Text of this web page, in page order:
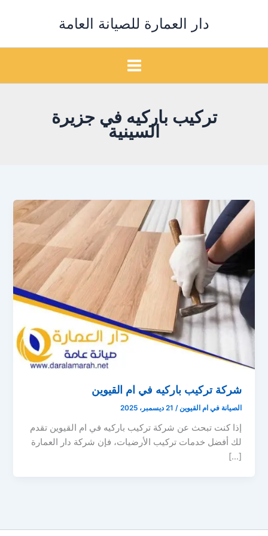
دار العمارة للصيانة العامة
تركيب باركيه في جزيرة
السينية
شركة تركيب باركيه في ام القيوين
الصيانة في ام القيوين/ 21 ديسمبر، 2025
إذا كنت تبحث عن شركة تركيب باركيه في ام القيوين تقدم
لك أفضل خدمات تركيب الأرضيات، فإن شركة دار العمارة
[…]